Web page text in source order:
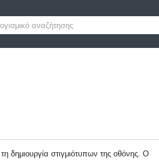
στιγμιότυπων της οθόνης. Ο